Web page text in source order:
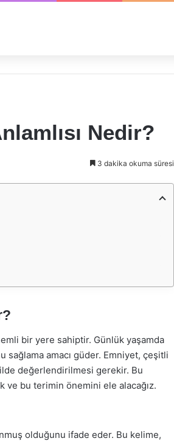
Nedir?
3 dakika okuma süresi
bir yere sahiptir. Günlük yaşamda
sağlama amacı güder. Emniyet, çeşitli
değerlendirilmesi gerekir. Bu
ve bu terimin önemini ele alacağız.
olduğunu ifade eder. Bu kelime,